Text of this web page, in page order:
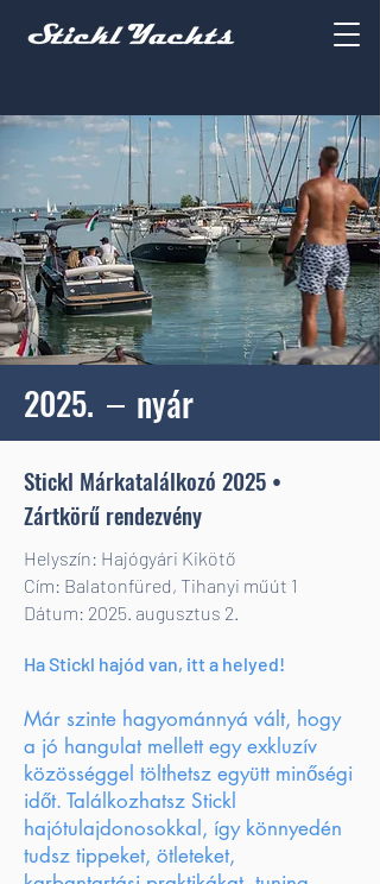
2025. nyár
Stickl Márkatalálkozó 2025 •
Zártkörű rendezvény
Helyszín: Hajógyári Kikötő
Cím: Balatonfüred, Tihanyi műút 1
Dátum: 2025. augusztus 2.
Ha Stickl hajód van, itt a helyed!
Már szinte hagyománnyá vált, hogy
a jó hangulat mellett egy exkluzív
közösséggel tölthetsz együtt minőségi
időt. Találkozhatsz Stickl
hajótulajdonosokkal, így könnyedén
tudsz tippeket, ötleteket,